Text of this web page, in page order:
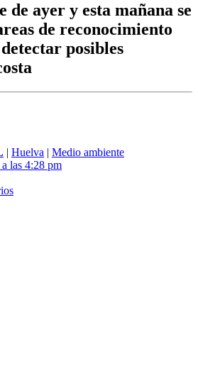
ayer y esta mañana se
de reconocimiento
posibles
| Huelva | Medio ambiente
las 4:28 pm